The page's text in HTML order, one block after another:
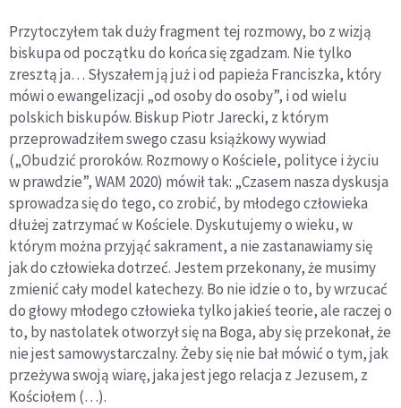
Przytoczyłem tak duży fragment tej rozmowy, bo z wizją
biskupa od początku do końca się zgadzam. Nie tylko
zresztą ja… Słyszałem ją już i od papieża Franciszka, który
mówi o ewangelizacji „od osoby do osoby”, i od wielu
polskich biskupów. Biskup Piotr Jarecki, z którym
przeprowadziłem swego czasu książkowy wywiad
(„Obudzić proroków. Rozmowy o Kościele, polityce i życiu
w prawdzie”, WAM 2020) mówił tak: „Czasem nasza dyskusja
sprowadza się do tego, co zrobić, by młodego człowieka
dłużej zatrzymać w Kościele. Dyskutujemy o wieku, w
którym można przyjąć sakrament, a nie zastanawiamy się
jak do człowieka dotrzeć. Jestem przekonany, że musimy
zmienić cały model katechezy. Bo nie idzie o to, by wrzucać
do głowy młodego człowieka tylko jakieś teorie, ale raczej o
to, by nastolatek otworzył się na Boga, aby się przekonał, że
nie jest samowystarczalny. Żeby się nie bał mówić o tym, jak
przeżywa swoją wiarę, jaka jest jego relacja z Jezusem, z
Kościołem (…).